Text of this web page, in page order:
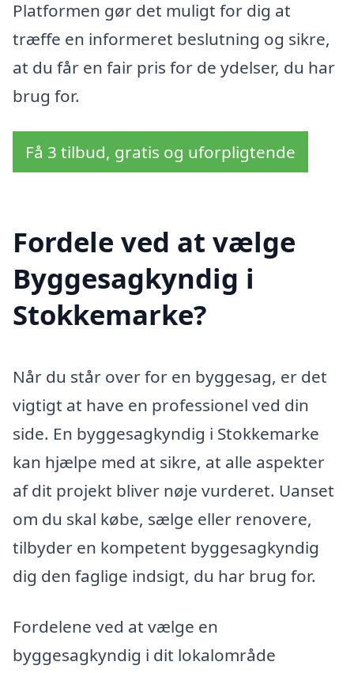
Platformen gør det muligt for dig at
træffe en informeret beslutning og sikre,
at du får en fair pris for de ydelser, du har
brug for.
Få 3 tilbud, gratis og uforpligtende
Fordele ved at vælge
Byggesagkyndig i
Stokkemarke?
Når du står over for en byggesag, er det
vigtigt at have en professionel ved din
side. En byggesagkyndig i Stokkemarke
kan hjælpe med at sikre, at alle aspekter
af dit projekt bliver nøje vurderet. Uanset
om du skal købe, sælge eller renovere,
tilbyder en kompetent byggesagkyndig
dig den faglige indsigt, du har brug for.
Fordelene ved at vælge en
byggesagkyndig i dit lokalområde